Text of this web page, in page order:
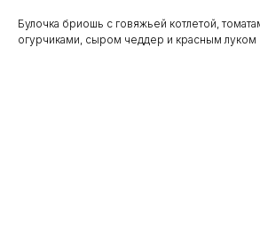
Булочка бриошь с говяжьей котлетой,
огурчиками, сыром чеддер и красным луком